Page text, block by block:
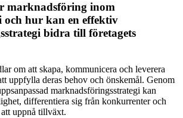
marknadsföring inom
och hur kan en effektiv
bidra till företagets
om att skapa, kommunicera och leverera
uppfylla deras behov och önskemål. Genom
marknadsföringsstrategi kan
differentiera sig från konkurrenter och
uppnå tillväxt.